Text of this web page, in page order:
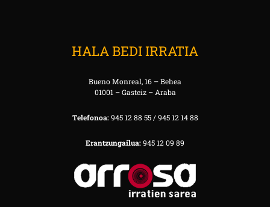
HALA BEDI IRRATIA
Bueno Monreal, 16 – Behea
01001 – Gasteiz – Araba
Telefonoa:945 12 88 55 / 945 12 14 88
Erantzungailua:945 12 09 89